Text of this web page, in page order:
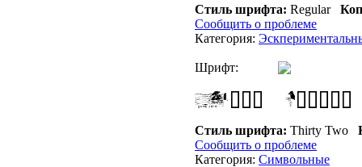
Стиль шрифта: Regular
Сообщить о проблеме
Категория:
Шрифт:
Стиль шрифта: Thirty Two
Сообщить о проблеме
Категория: Символьные